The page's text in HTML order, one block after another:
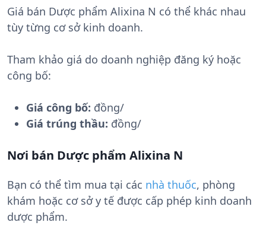
Giá bán Dược phẩm Alixina N có thể khác nhau
tùy từng cơ sở kinh doanh.
Tham khảo giá do doanh nghiệp đăng ký hoặc
công bố:
Giá công bố: đồng/
Giá trúng thầu: đồng/
Nơi bán Dược phẩm Alixina N
Bạn có thể tìm mua tại các nhà thuốc, phòng
khám hoặc cơ sở y tế được cấp phép kinh doanh
dược phẩm.